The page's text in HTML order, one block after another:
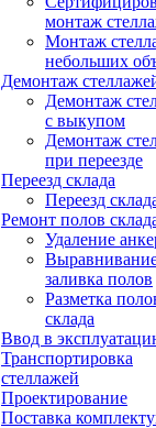
монтаж
Монтаж
небольших
Демонтаж
Демонтаж
с выкупом
Демонтаж
при переезде
Переезд склада
Переезд
Ремонт полов
Удаление
заливка полов
Разметка
склада
Ввод в
Транспортировка
стеллажей
Проектирование
Поставка